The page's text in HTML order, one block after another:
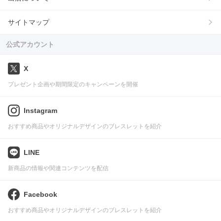
サイトマップ
公式アカウント
X
プレゼント企画や期間限定のキャンペーンを開催
Instagram
おすすめ商品やオリジナルデザインのブレスレットを紹介
LINE
新商品の情報や関連コンテンツを配信
Facebook
おすすめ商品やオリジナルデザインのブレスレットを紹介